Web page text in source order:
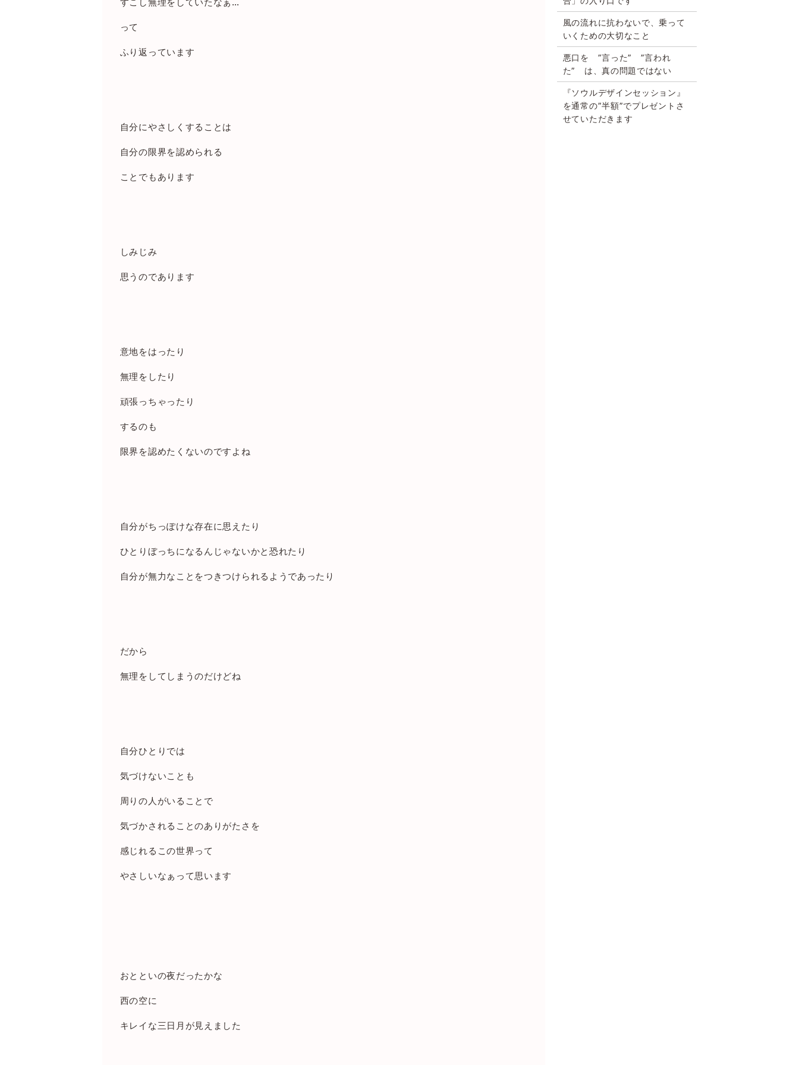
すこし無理をしていたなぁ …
って
ふり返っています
自分にやさしくすることは
自分の限界を認められる
ことでもあります
しみじみ
思うのであります
意地をはったり
無理をしたり
頑張っちゃったり
するのも
限界を認めたくないのですよね
自分がちっぽけな存在に思えたり
ひとりぼっちになるんじゃないかと恐れたり
自分が無力なことをつきつけられるようであったり
だから
無理をしてしまうのだけどね
自分ひとりでは
気づけないことも
周りの人がいることで
気づかされることのありがたさを
感じれるこの世界って
やさしいなぁって思います
おとといの夜だったかな
西の空に
キレイな三日月が見えました
風の流れに抗わないで、乗って
いくための大切なこと
悪口を ”言った” ”言われ
た” は、真の問題ではない
『ソウルデザインセッション』
を通常の”半額”でプレゼントさ
せていただきます